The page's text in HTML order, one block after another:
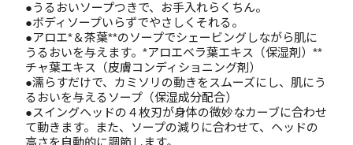
●うるおいソープつきで、お手入れらくちん。
●ボディソープいらずでやさしくそれる。
●アロエ*＆茶葉**のソープでシェービングしながら肌に
うるおいを与えます。*アロエベラ葉エキス（保湿剤）**
チャ葉エキス（皮膚コンディショニング剤）
●濡らすだけで、カミソリの動きをスムーズにし、肌にう
るおいを与えるソープ（保湿成分配合）
●スイングヘッドの４枚刃が身体の微妙なカーブに合わせ
て動きます。また、ソープの減りに合わせて、ヘッドの
高さを自動的に調節します。